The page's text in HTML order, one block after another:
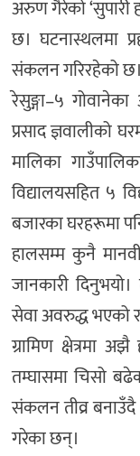
अरुण गैरेको ‘सुपारी
छ। घटनास्थलमा
संकलन गरिरहेको छ।
रेसुङ्गा–५
प्रसाद ज्ञवालीको
मालिका
विद्यालयसहित ५
बजारका घरहरूमा
हालसम्म कुनै
जानकारी
सेवा अवरुद्ध भएको
ग्रामिण क्षेत्रमा
तम्घासमा चिसो
संकलन तीव्र
गरेका छन्।